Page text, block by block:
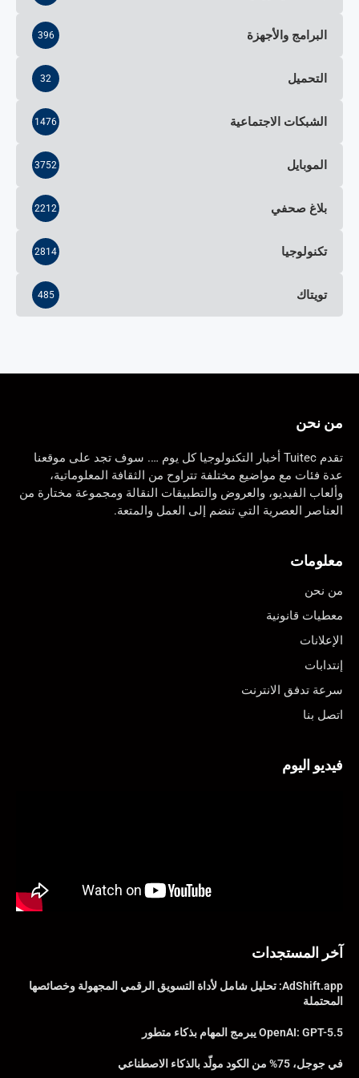
البرامج والأجهزة 396
التحميل 32
الشبكات الاجتماعية 1476
الموبايل 3752
بلاغ صحفي 2212
تكنولوجيا 2814
تويتاك 485
من نحن
تقدم Tuitec أخبار التكنولوجيا كل يوم …. سوف تجد على موقعنا
عدة فئات مع مواضيع مختلفة تتراوح من الثقافة المعلوماتية،
وألعاب الفيديو، والعروض والتطبيقات النقالة ومجموعة مختارة من
العناصر العصرية التي تنضم إلى العمل والمتعة.
معلومات
من نحن
معطيات قانونية
الإعلانات
إنتدابات
سرعة تدفق الانترنت
اتصل بنا
فيديو اليوم
آخر المستجدات
AdShift.app: تحليل شامل لأداة التسويق الرقمي المجهولة وخصائصها
المحتملة
OpenAI: GPT-5.5 يبرمج المهام بذكاء متطور
في جوجل، 75% من الكود مولّد بالذكاء الاصطناعي